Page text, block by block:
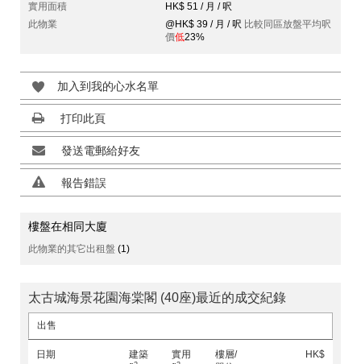
實用面積
HK$ 51 / 月 / 呎
此物業
@HK$ 39 / 月 / 呎 比較同區放盤平均呎
價低23%
加入到我的心水名單
打印此頁
發送電郵給好友
報告錯誤
樓盤在相同大廈
此物業的其它出租盤 (1)
太古城海景花園海棠閣 (40座)最近的成交紀錄
出售
日期
建築
實用
樓層/
HK$